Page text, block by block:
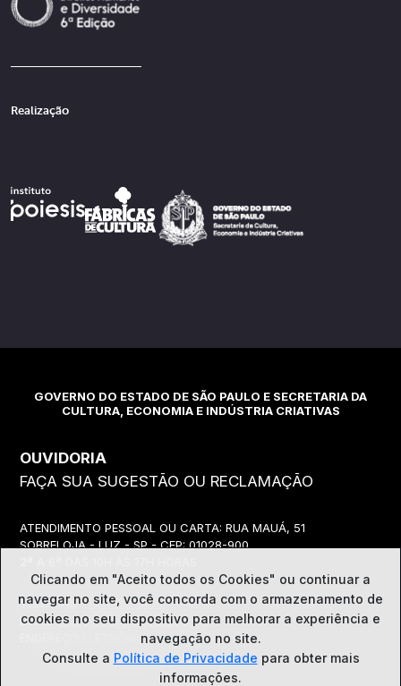
Realização
GOVERNO DO ESTADO DE SÃO PAULO E SECRETARIA DA
CULTURA, ECONOMIA E INDÚSTRIA CRIATIVAS
OUVIDORIA
FAÇA SUA SUGESTÃO OU RECLAMAÇÃO
ATENDIMENTO PESSOAL OU CARTA: RUA MAUÁ, 51
SOBRELOJA - LUZ - SP - CEP: 01028-900
TELEFONE:(11) 3339-8057
EMAIL:ouvidoria@cultura.sp.gov.br
ENDEREÇO ELETRÔNICO: clique abaixo
Clicando em "Aceito todos os Cookies" ou continuar a
navegar no site, você concorda com o armazenamento de
cookies no seu dispositivo para melhorar a experiência e
navegação no site.
Consulte a Política de Privacidade para obter mais
informações.